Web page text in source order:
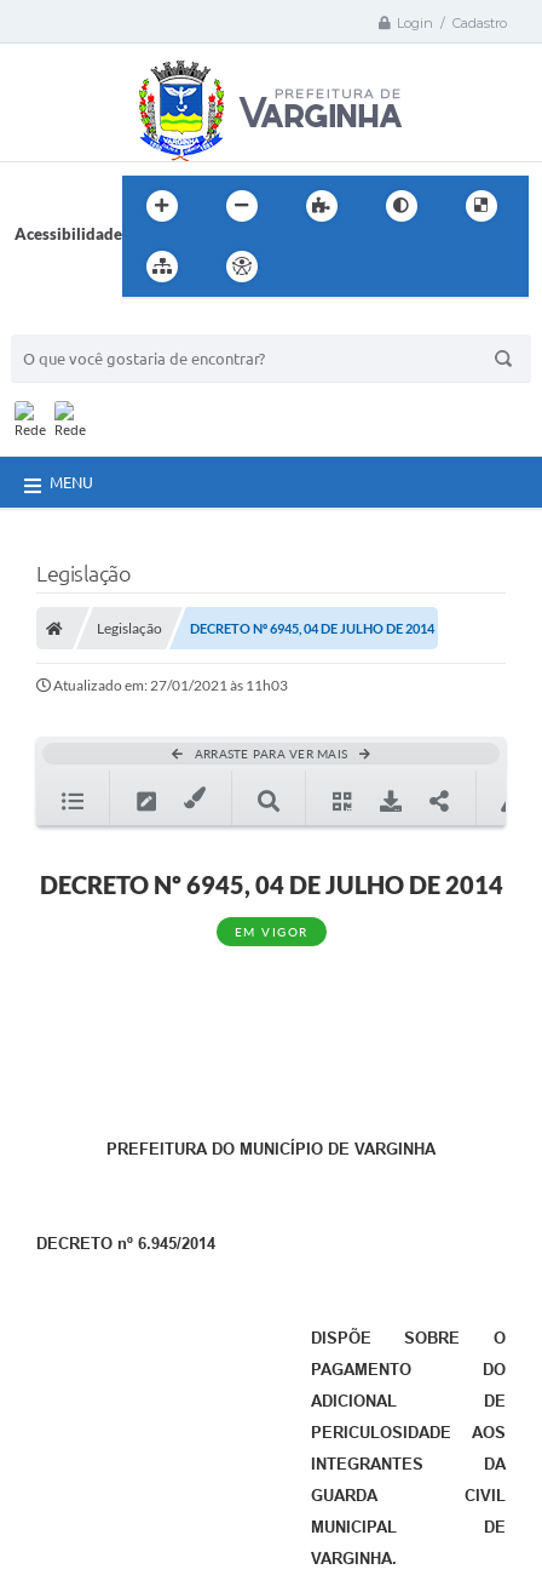
Login / Cadastro
Acessibilidade
MENU
Legislação
Legislação DECRETO Nº 6945, 04 DE JULHO DE 2014
Atualizado em: 27/01/2021 às 11h03
ARRASTE PARA VER MAIS
DECRETO Nº 6945, 04 DE JULHO DE 2014
EM VIGOR
PREFEITURA DO MUNICÍPIO DE VARGINHA
DECRETO nº 6.945/2014
DISPÕE SOBRE O
PAGAMENTO DO
ADICIONAL DE
PERICULOSIDADE AOS
INTEGRANTES DA
GUARDA CIVIL
MUNICIPAL DE
VARGINHA.